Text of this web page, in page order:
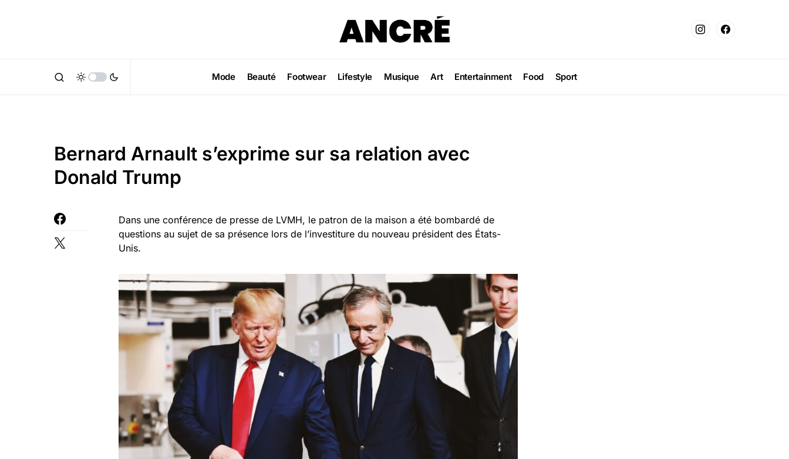
Mode Beauté Footwear Lifestyle Musique Art Entertainment Food Sport
Bernard Arnault s’exprime sur sa relation avec
Donald Trump
Dans une conférence de presse de LVMH, le patron de la maison a été bombardé de
questions au sujet de sa présence lors de l’investiture du nouveau président des États-
Unis.